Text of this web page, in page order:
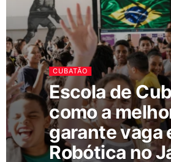
CUBATÃO
Escola de
como a
garante vaga
Robótica no